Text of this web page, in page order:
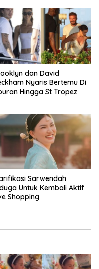
dan David
Nyaris Bertemu Di
Hingga St Tropez
Sarwendah
Untuk Kembali Aktif
Shopping